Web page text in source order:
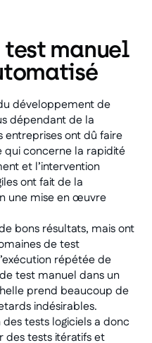
test manuel
développement de
dépendant de la
entreprises ont dû faire
concerne la rapidité
et l’intervention
ont fait de la
une mise en œuvre
bons résultats, mais ont
de test
répétée de
test manuel dans un
prend beaucoup de
indésirables.
des tests logiciels a donc
des tests itératifs et